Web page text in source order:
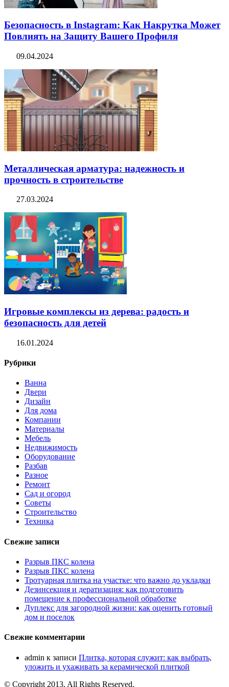
Безопасность в Instagram: Как Накрутка Может
Повлиять на Защиту Вашего Профиля
09.04.2024
Металлическая арматура: надежность и
прочность в строительстве
27.03.2024
Игровые комплексы из дерева: радость и
безопасность для детей
16.01.2024
Рубрики
Ванна
Двери
Дизайн
Для дома
Компании
Материалы
Мебель
Недвижимость
Оборудование
Разбав
Разное
Ремонт
Сад и огород
Советы
Строительство
Техника
Свежие записи
Разрыв ПКС колена
Разрыв ПКС колена
Тротуарная плитка на участке: что важно до укладки
Дезинсекция и дератизация: как подготовить
помещение к профессиональной обработке
Дуплекс для загородной жизни: как оценить готовый
дом и поселок
Свежие комментарии
admin к записи Плитка, которая служит: как выбрать,
уложить и ухаживать за керамической плиткой
© Copyright 2013, All Rights Reserved.